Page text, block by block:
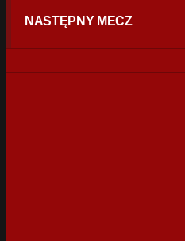
0%
NASTĘPNY MECZ